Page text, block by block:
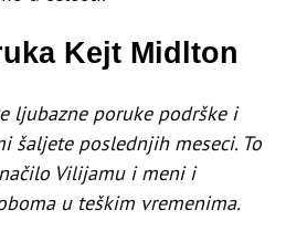
Kejt Midlton
ljubazne poruke podrške i
šaljete poslednjih meseci. To
Vilijamu i meni i
u teškim vremenima.